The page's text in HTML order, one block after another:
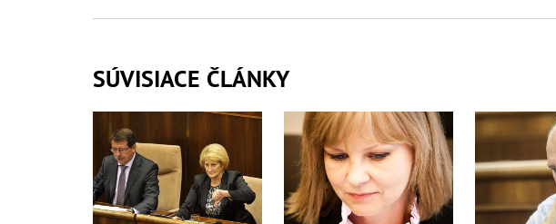
SÚVISIACE ČLÁNKY